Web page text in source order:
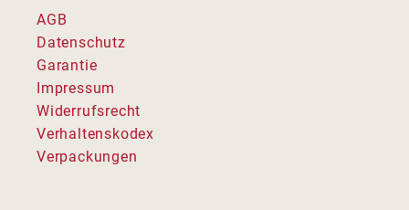
AGB
Datenschutz
Garantie
Impressum
Widerrufsrecht
Verhaltenskodex
Verpackungen